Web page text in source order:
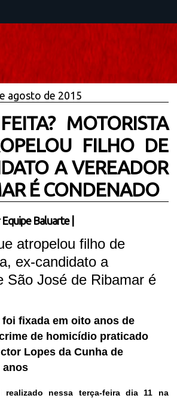
agosto de 2015
MOTORISTA
FILHO DE
A VEREADOR
É CONDENADO
Equipe Baluarte
atropelou filho de
ex-candidato a
São José de Ribamar é
fixada em oito anos de
de homicídio praticado
Lopes da Cunha de
anos
nessa terça-feira dia 11 na